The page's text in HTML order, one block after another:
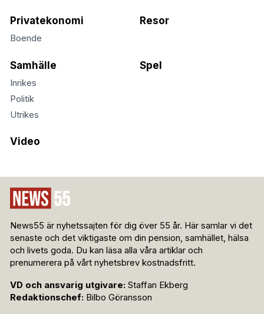
Privatekonomi
Boende
Resor
Samhälle
Inrikes
Politik
Utrikes
Spel
Video
News55 är nyhetssajten för dig över 55 år. Här samlar vi det
senaste och det viktigaste om din pension, samhället, hälsa
och livets goda. Du kan läsa alla våra artiklar och
prenumerera på vårt nyhetsbrev kostnadsfritt.
VD och ansvarig utgivare: Staffan Ekberg
Redaktionschef: Bilbo Göransson